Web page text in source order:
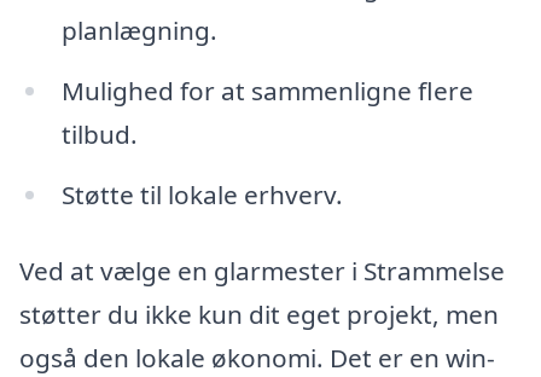
planlægning.
Mulighed for at sammenligne flere
tilbud.
Støtte til lokale erhverv.
Ved at vælge en glarmester i Strammelse
støtter du ikke kun dit eget projekt, men
også den lokale økonomi. Det er en win-